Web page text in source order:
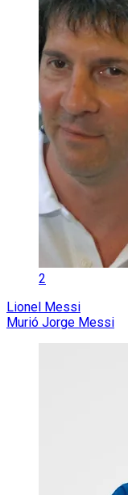
2
Lionel Messi
Murió Jorge Messi